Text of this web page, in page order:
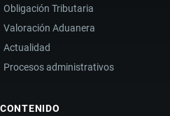
Obligación Tributaria
Valoración Aduanera
Actualidad
Procesos administrativos
CONTENIDO